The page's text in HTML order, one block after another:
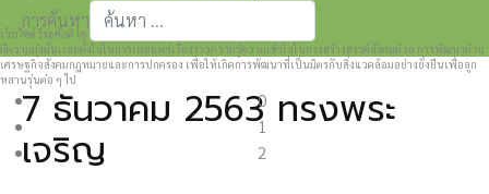
เว็บไซต์วีระศักดิ์ โควสุรัตน์ www.weerasak.org
มีความมุ่งมั่นเเละตั้งใจในการเผยแพร่เรื่องราวความรู้ความเข้าใจในการสร้างสรรค์สังคมด้วย การพัฒนาด้าน
เศรษฐกิจสังคมกฎหมายและการปกครอง เพื่อให้เกิดการพัฒนาที่เป็นมิตรกับสิ่งแวดล้อมอย่างยั่งยืนเพื่อลูก
หลานรุ่นต่อ ๆ ไป
0
1
2
การค้นหา
Type 2 or more characters for results.
7 ธันวาคม 2563 ทรงพระ
เจริญ